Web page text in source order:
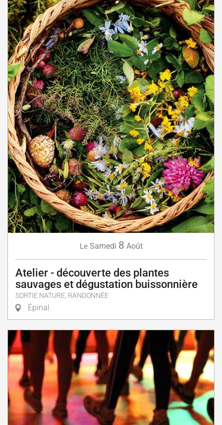
Le Samedi 8 Août
Atelier - découverte des plantes
sauvages et dégustation buissonnière
SORTIE NATURE, RANDONNÉE
Épinal